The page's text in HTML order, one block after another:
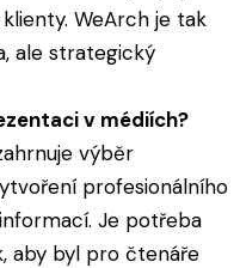
WeArch je tak
ale strategický
v médiích?
výběr
profesionálního
Je potřeba
aby byl pro čtenáře